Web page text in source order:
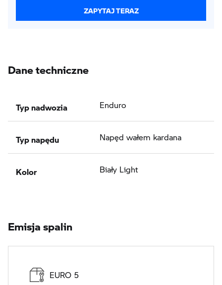
ZAPYTAJ TERAZ
Dane techniczne
Typ nadwozia Enduro
Typ napędu Napęd wałem kardana
Kolor Biały Light
Emisja spalin
EURO 5